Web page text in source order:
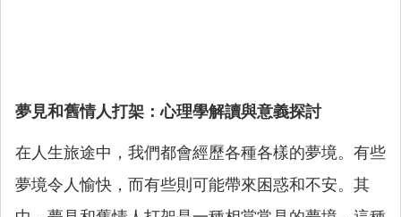
夢見和舊情人打架：心理學解讀與意義探討
在人生旅途中，我們都會經歷各種各樣的夢境。有些
夢境令人愉快，而有些則可能帶來困惑和不安。其